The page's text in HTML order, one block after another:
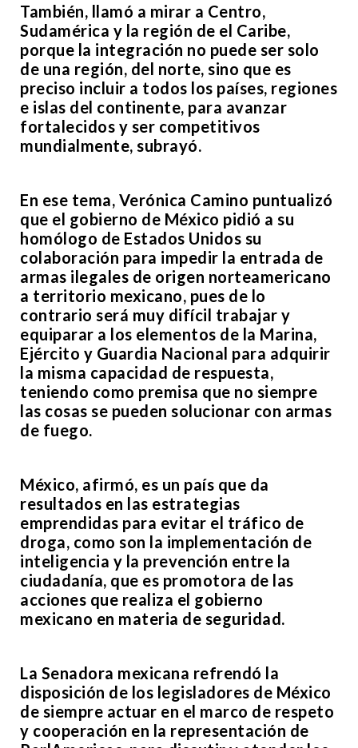
También, llamó a mirar a Centro,
Sudamérica y la región de el Caribe,
porque la integración no puede ser solo
de una región, del norte, sino que es
preciso incluir a todos los países, regiones
e islas del continente, para avanzar
fortalecidos y ser competitivos
mundialmente, subrayó.
En ese tema, Verónica Camino puntualizó
que el gobierno de México pidió a su
homólogo de Estados Unidos su
colaboración para impedir la entrada de
armas ilegales de origen norteamericano
a territorio mexicano, pues de lo
contrario será muy difícil trabajar y
equiparar a los elementos de la Marina,
Ejército y Guardia Nacional para adquirir
la misma capacidad de respuesta,
teniendo como premisa que no siempre
las cosas se pueden solucionar con armas
de fuego.
México, afirmó, es un país que da
resultados en las estrategias
emprendidas para evitar el tráfico de
droga, como son la implementación de
inteligencia y la prevención entre la
ciudadanía, que es promotora de las
acciones que realiza el gobierno
mexicano en materia de seguridad.
La Senadora mexicana refrendó la
disposición de los legisladores de México
de siempre actuar en el marco de respeto
y cooperación en la representación de